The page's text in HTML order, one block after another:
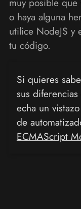
o haya alguna
utilice NodeJS y
tu código.
Si quieres
sus diferencias
echa un
de
ECMAScript